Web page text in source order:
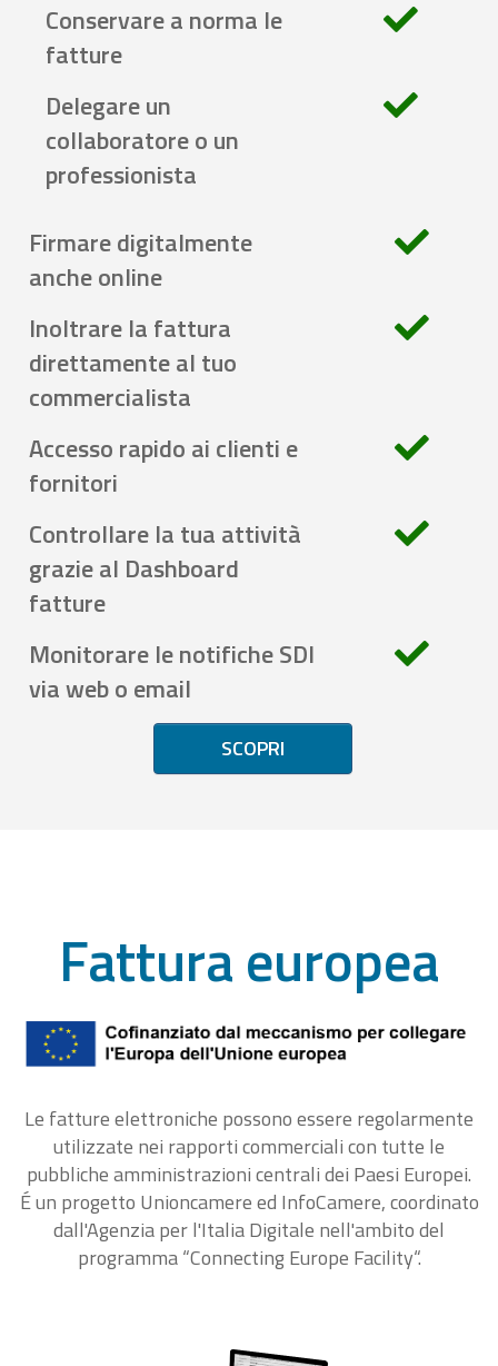
Conservare a norma le
fatture
Delegare un
collaboratore o un
professionista
Firmare digitalmente
anche online
Inoltrare la fattura
direttamente al tuo
commercialista
Accesso rapido ai clienti e
fornitori
Controllare la tua attività
grazie al Dashboard
fatture
Monitorare le notifiche SDI
via web o email
SCOPRI
Fattura europea
Le fatture elettroniche possono essere regolarmente
utilizzate nei rapporti commerciali con tutte le
pubbliche amministrazioni centrali dei Paesi Europei.
É un progetto Unioncamere ed InfoCamere, coordinato
dall'Agenzia per l'Italia Digitale nell'ambito del
programma “Connecting Europe Facility“.